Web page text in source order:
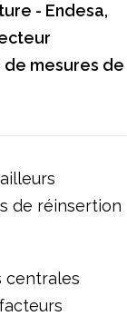
- Endesa,
de mesures de
de réinsertion
centrales